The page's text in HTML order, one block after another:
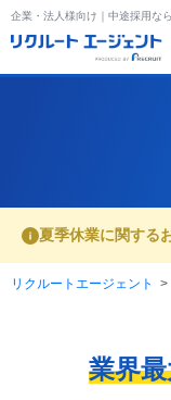
企業・法人様向け｜中途採用な
夏季休業に関する
リクルートエージェント
業界